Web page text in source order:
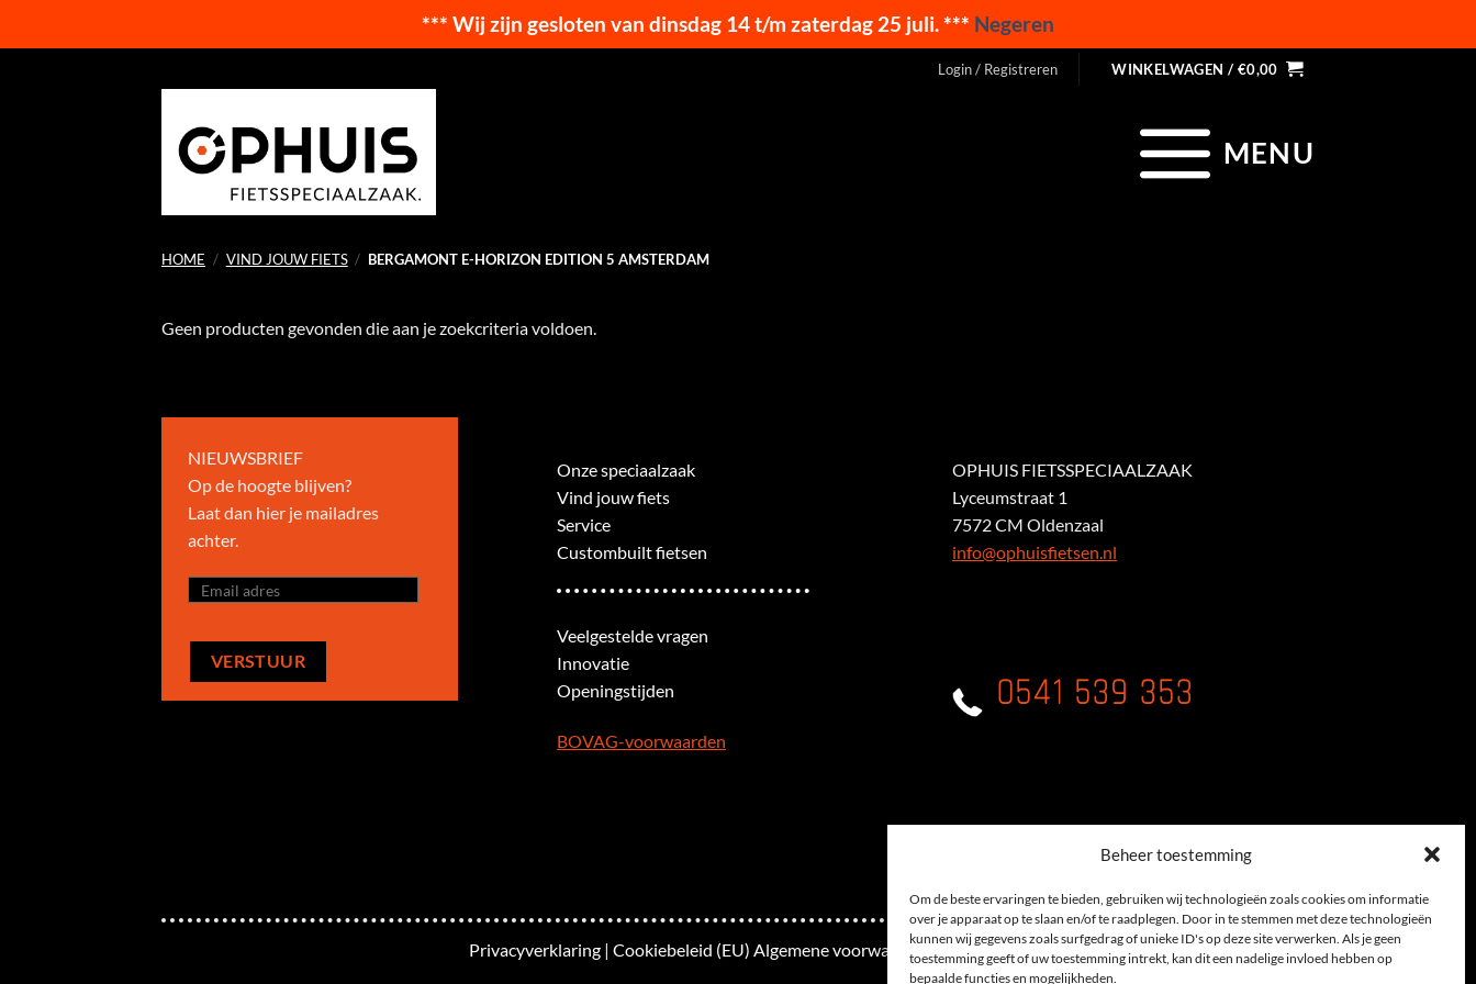
Beheer toestemming
Om de beste ervaringen te bieden, gebruiken wij technologieën zoals cookies om informatie
over je apparaat op te slaan en/of te raadplegen. Door in te stemmen met deze technologieën
kunnen wij gegevens zoals surfgedrag of unieke ID's op deze site verwerken. Als je geen
toestemming geeft of uw toestemming intrekt, kan dit een nadelige invloed hebben op
bepaalde functies en mogelijkheden.
*** Wij zijn gesloten van dinsdag 14 t/m zaterdag 25 juli. *** Negeren
Login / Registreren WINKELWAGEN / €0,00
MENU
HOME / VIND JOUW FIETS / BERGAMONT E-HORIZON EDITION 5 AMSTERDAM
Geen producten gevonden die aan je zoekcriteria voldoen.
NIEUWSBRIEF
Op de hoogte blijven?
Laat dan hier je mailadres
achter.
Onze speciaalzaak
Vind jouw fiets
Service
Custombuilt fietsen
Veelgestelde vragen
Innovatie
Openingstijden
BOVAG-voorwaarden
OPHUIS FIETSSPECIAALZAAK
Lyceumstraat 1
7572 CM Oldenzaal
info@ophuisfietsen.nl
0541 539 353
Privacyverklaring | Cookiebeleid (EU) Algemene voorwaarden|Sitemap